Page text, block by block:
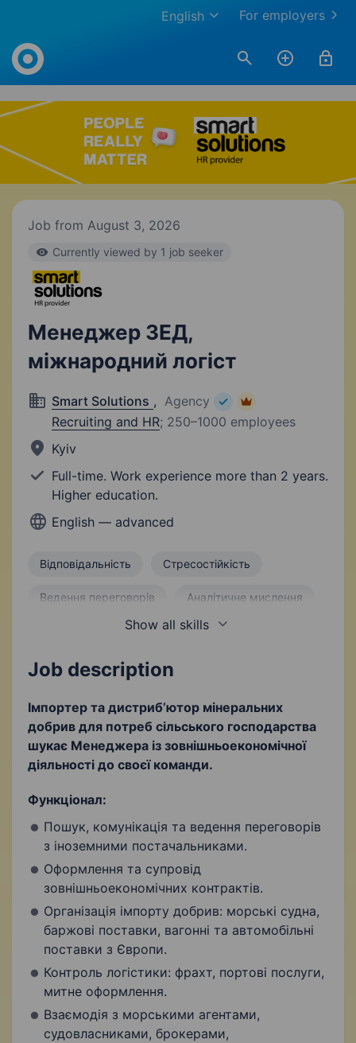
For employers
English
Work.ua
Job from August 3, 2026
Currently viewed by 1 job seeker
Менеджер ЗЕД,
міжнародний логіст
Smart Solutions , Agency
Recruiting and HR; 250–1000 employees
Kyiv
Full-time. Work experience more than 2 years.
Higher education.
English — advanced
Відповідальність Стресостійкість
Ведення переговорів Аналітичне мислення
Організація логістики Митне оформлення
Організація міжнародних перевезень
Міжнародна торгівля
Show all skills
Job description
Імпортер та дистрибʼютор мінеральних
добрив для потреб сільського господарства
шукає Менеджера із зовнішньоекономічної
діяльності до своєї команди.
Функціонал:
Пошук, комунікація та ведення переговорів
з іноземними постачальниками.
Оформлення та супровід
зовнішньоекономічних контрактів.
Організація імпорту добрив: морські судна,
баржові поставки, вагонні та автомобільні
поставки з Європи.
Контроль логістики: фрахт, портові послуги,
митне оформлення.
Взаємодія з морськими агентами,
судовласниками, брокерами,